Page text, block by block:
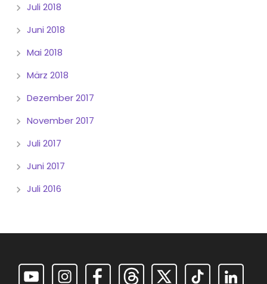
Juli 2018
Juni 2018
Mai 2018
März 2018
Dezember 2017
November 2017
Juli 2017
Juni 2017
Juli 2016